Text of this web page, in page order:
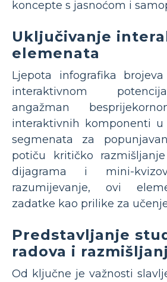
koncepte s jasnoćom i
Uključivanje
elemenata
Ljepota infografika
interaktivnom
angažman
interaktivnih komponenti u
segmenata za
potiču kritičko
dijagrama i mini-
razumijevanje, ovi
zadatke kao prilike za
Predstavljanje
radova i
Od ključne je važnosti